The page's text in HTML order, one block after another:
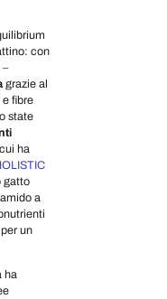
con
–
grazie al
fibre
state
ha
gatto
a
un
ha